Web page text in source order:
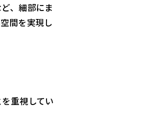
、細部にま
間を実現し
重視してい